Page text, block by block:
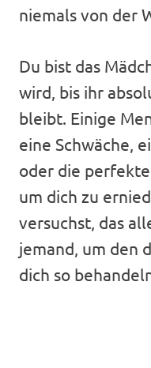
niemals von der
Du bist das
wird, bis ihr
bleibt. Einige
eine Schwäche,
oder die
um dich zu
versuchst, das
jemand, um den
dich so